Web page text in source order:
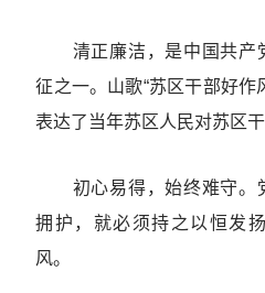
清正廉洁，是中国共产
征之一。山歌“苏区干部好作
表达了当年苏区人民对苏区
初心易得，始终难守。
拥护，就必须持之以恒发
风。